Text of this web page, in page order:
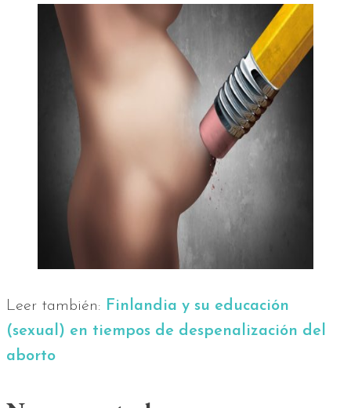
Leer también: Finlandia y su educación
(sexual) en tiempos de despenalización del
aborto